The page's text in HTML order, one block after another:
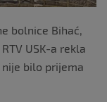
bolnice Bihać,
USK-a rekla
bilo prijema